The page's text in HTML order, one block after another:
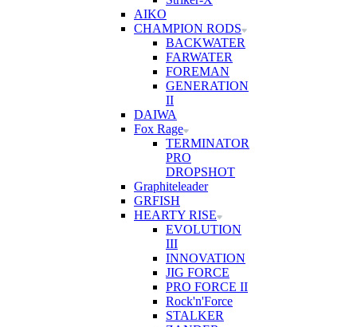
AIKO
CHAMPION RODS
BACKWATER
FARWATER
FOREMAN
GENERATION
II
DAIWA
Fox Rage
TERMINATOR
PRO
DROPSHOT
Graphiteleader
GRFISH
HEARTY RISE
EVOLUTION
III
INNOVATION
JIG FORCE
PRO FORCE II
Rock'n'Force
STALKER